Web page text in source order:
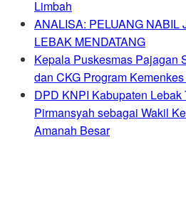
Limbah
ANALISA: PELUANG NABIL
LEBAK MENDATANG
Kepala Puskesmas Pajagan
dan CKG Program
DPD KNPI Kabupaten Lebak
Pirmansyah sebagai Wakil
Amanah Besar